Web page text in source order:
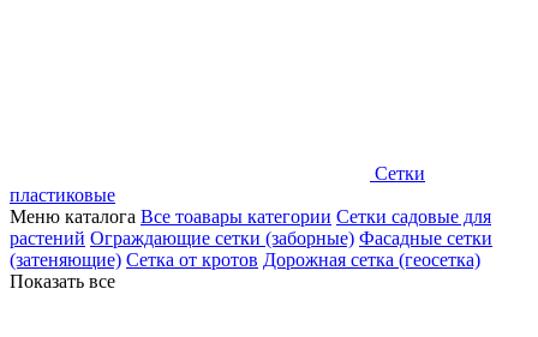
Сетки
пластиковые
Меню каталога Все тоавары категории Сетки садовые для
растений Ограждающие сетки (заборные) Фасадные сетки
(затеняющие) Сетка от кротов Дорожная сетка (геосетка)
Показать все